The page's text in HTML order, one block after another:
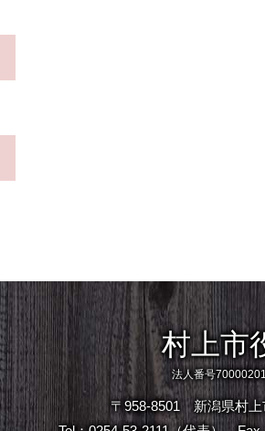
村上市
法人番号
〒958-8501 新潟県村上